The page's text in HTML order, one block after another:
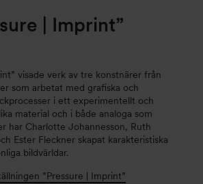
| Imprint”
visade verk av tre konstnärer från
som arbetat med grafiska och
i ett experimentellt och
material och i både analoga som
har Charlotte Johannesson, Ruth
Ester Fleckner skapat karakteristiska
bildvärldar.
”Pressure | Imprint”